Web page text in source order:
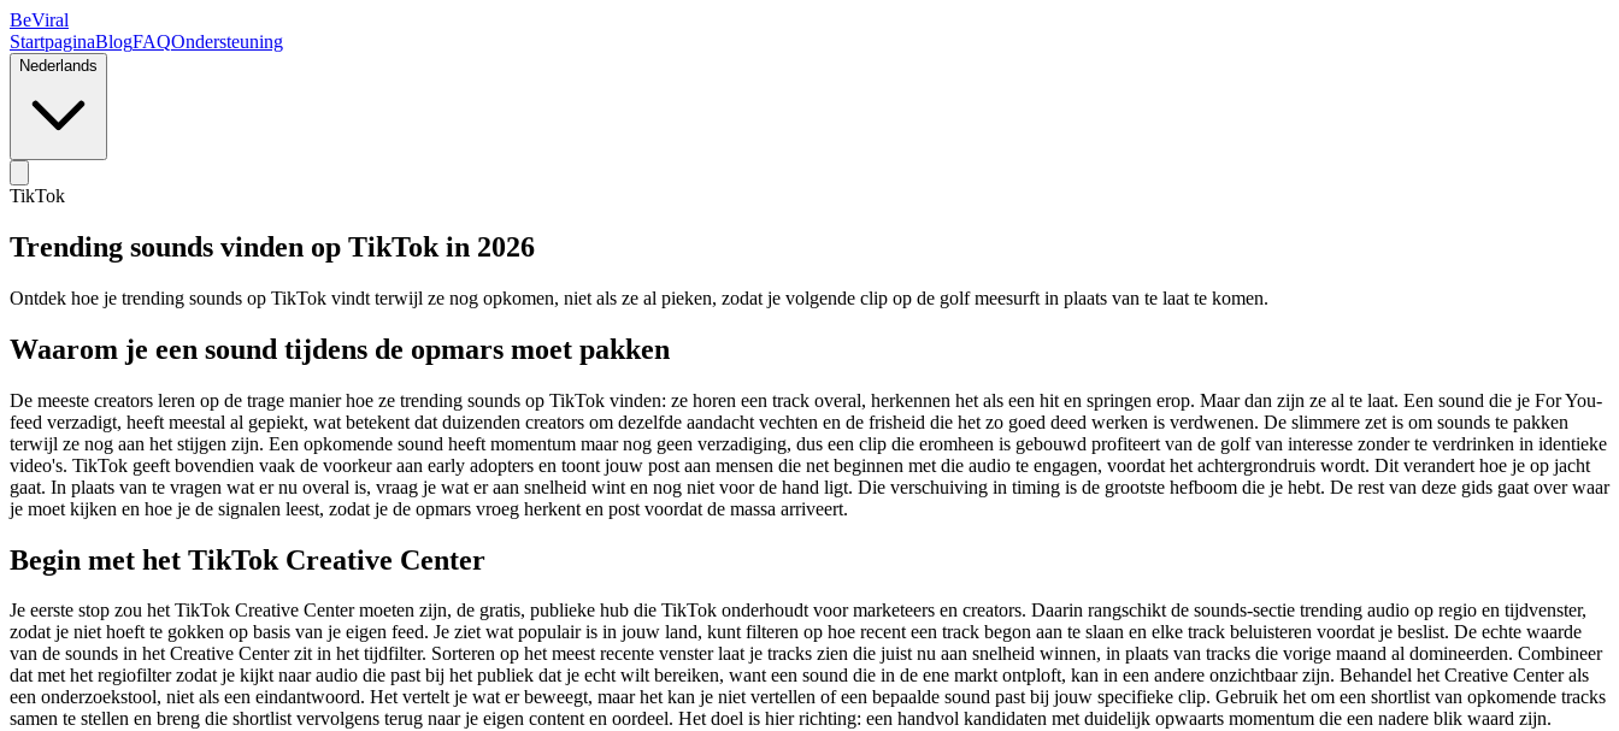
BeViral
StartpaginaBlogFAQOndersteuning
Nederlands
TikTok
Trending sounds vinden op TikTok in 2026
Ontdek hoe je trending sounds op TikTok vindt terwijl ze nog opkomen, niet als ze al pieken, zodat je volgende clip op de golf meesurft in plaats van te laat te komen.
Waarom je een sound tijdens de opmars moet pakken
De meeste creators leren op de trage manier hoe ze trending sounds op TikTok vinden: ze horen een track overal, herkennen het als een hit en springen erop. Maar dan zijn ze al te laat. Een sound die je For You-
feed verzadigt, heeft meestal al gepiekt, wat betekent dat duizenden creators om dezelfde aandacht vechten en de frisheid die het zo goed deed werken is verdwenen. De slimmere zet is om sounds te pakken
terwijl ze nog aan het stijgen zijn. Een opkomende sound heeft momentum maar nog geen verzadiging, dus een clip die eromheen is gebouwd profiteert van de golf van interesse zonder te verdrinken in identieke
video's. TikTok geeft bovendien vaak de voorkeur aan early adopters en toont jouw post aan mensen die net beginnen met die audio te engagen, voordat het achtergrondruis wordt. Dit verandert hoe je op jacht
gaat. In plaats van te vragen wat er nu overal is, vraag je wat er aan snelheid wint en nog niet voor de hand ligt. Die verschuiving in timing is de grootste hefboom die je hebt. De rest van deze gids gaat over waar
je moet kijken en hoe je de signalen leest, zodat je de opmars vroeg herkent en post voordat de massa arriveert.
Begin met het TikTok Creative Center
Je eerste stop zou het TikTok Creative Center moeten zijn, de gratis, publieke hub die TikTok onderhoudt voor marketeers en creators. Daarin rangschikt de sounds-sectie trending audio op regio en tijdvenster,
zodat je niet hoeft te gokken op basis van je eigen feed. Je ziet wat populair is in jouw land, kunt filteren op hoe recent een track begon aan te slaan en elke track beluisteren voordat je beslist. De echte waarde
van de sounds in het Creative Center zit in het tijdfilter. Sorteren op het meest recente venster laat je tracks zien die juist nu aan snelheid winnen, in plaats van tracks die vorige maand al domineerden. Combineer
dat met het regiofilter zodat je kijkt naar audio die past bij het publiek dat je echt wilt bereiken, want een sound die in de ene markt ontploft, kan in een andere onzichtbaar zijn. Behandel het Creative Center als
een onderzoekstool, niet als een eindantwoord. Het vertelt je wat er beweegt, maar het kan je niet vertellen of een bepaalde sound past bij jouw specifieke clip. Gebruik het om een shortlist van opkomende tracks
samen te stellen en breng die shortlist vervolgens terug naar je eigen content en oordeel. Het doel is hier richting: een handvol kandidaten met duidelijk opwaarts momentum die een nadere blik waard zijn.